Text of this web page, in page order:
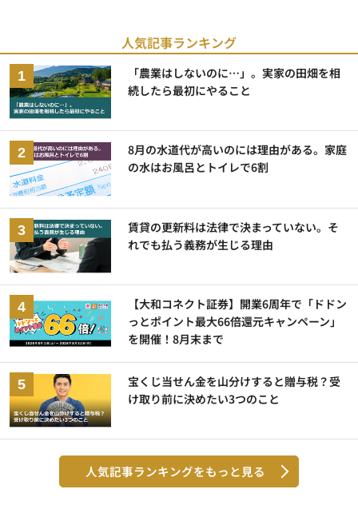
人気記事ランキング
「農業はしないのに…」。実家の田畑を相
続したら最初にやること
8月の水道代が高いのには理由がある。家庭
の水はお風呂とトイレで6割
賃貸の更新料は法律で決まっていない。そ
れでも払う義務が生じる理由
【大和コネクト証券】開業6周年で「ドドン
っとポイント最大66倍還元キャンペーン」
を開催！8月末まで
宝くじ当せん金を山分けすると贈与税？受
け取り前に決めたい3つのこと
人気記事ランキングをもっと見る